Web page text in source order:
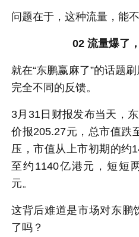
问题在于，这种流量，能
02 流量爆了
就在“东鹏赢麻了”的话题
完全不同的反馈。
3月31日财报发布当天，
价报205.27元，总市值跌
压，市值从上市初期的约
至约1140亿港元，短短
元。
这背后难道是市场对东鹏
了吗？